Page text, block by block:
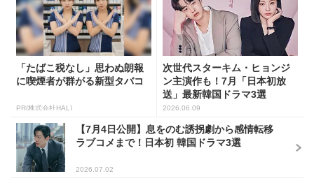
「たばこ税なし」思わぬ朗報
に喫煙者が群がる新型タバコ
PR(株式会社HAL)
次世代スターキム・ヒョンジ
ン主演作も！7月「日本初放
送」最新韓国ドラマ3選
2026.06.09
【7月4日公開】息をのむ誘拐劇から感情転移
ラブコメまで！日本初 韓国ドラマ3選
2026.07.02